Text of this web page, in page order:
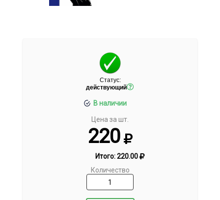
Статус:
действующий
В наличии
Цена за шт.
220
Итого:220.00
Количество